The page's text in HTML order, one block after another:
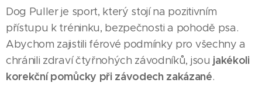
Dog Puller je sport, který stojí na pozitivním
přístupu k tréninku, bezpečnosti a pohodě psa.
Abychom zajistili férové podmínky pro všechny a
chránili zdraví čtyřnohých závodníků, jsou jakékoli
korekční pomůcky při závodech zakázané.